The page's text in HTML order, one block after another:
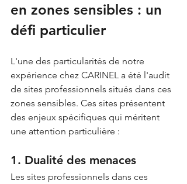
en zones sensibles : un
défi particulier
L'une des particularités de notre
expérience chez CARINEL a été l'audit
de sites professionnels situés dans ces
zones sensibles. Ces sites présentent
des enjeux spécifiques qui méritent
une attention particulière :
1. Dualité des menaces
Les sites professionnels dans ces